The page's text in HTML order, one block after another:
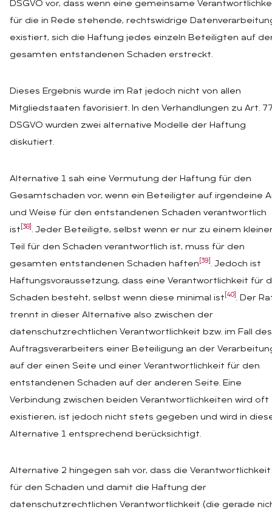
DSGVO vor, dass wenn eine gemeinsame
für die in Rede stehende, rechtswidrige
existiert, sich die Haftung jedes einzeln Beteiligten auf
gesamten entstandenen Schaden erstreckt.
Dieses Ergebnis wurde im Rat jedoch nicht von allen
Mitgliedstaaten favorisiert. In den Verhandlungen zu Art.
DSGVO wurden zwei alternative Modelle der Haftung
diskutiert.
Alternative 1 sah eine Vermutung der Haftung für den
Gesamtschaden vor, wenn ein Beteiligter auf irgendeine
und Weise für den entstandenen Schaden verantwortlich
ist [38] . Jeder Beteiligte, selbst wenn er nur zu einem
Teil für den Schaden verantwortlich ist, muss für den
gesamten entstandenen Schaden haften [39] . Jedoch ist
Haftungsvoraussetzung, dass eine Verantwortlichkeit für
Schaden besteht, selbst wenn diese minimal ist [40] . Der
trennt in dieser Alternative also zwischen der
datenschutzrechtlichen Verantwortlichkeit bzw. im Fall des
Auftragsverarbeiters einer Beteiligung an der
auf der einen Seite und einer Verantwortlichkeit für den
entstandenen Schaden auf der anderen Seite. Eine
Verbindung zwischen beiden Verantwortlichkeiten wird oft
existieren, ist jedoch nicht stets gegeben und wird in
Alternative 1 entsprechend berücksichtigt.
Alternative 2 hingegen sah vor, dass die Verantwortlichkeit
für den Schaden und damit die Haftung der
datenschutzrechtlichen Verantwortlichkeit (die gerade